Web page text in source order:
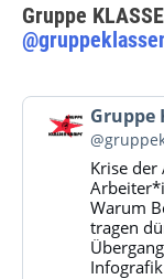
Gruppe
Beitrag
von
Gruppe
Klassenkampf
Bluesky
ansehen
Gruppe
Krise
Warum
tragen